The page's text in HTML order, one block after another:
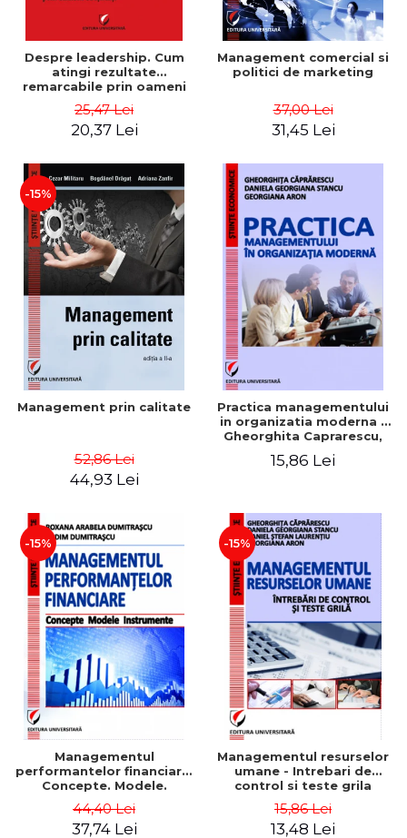
Despre leadership. Cum
atingi rezultate
remarcabile prin oameni
25,47 Lei
20,37 Lei
Management comercial si
politici de marketing
37,00 Lei
31,45 Lei
-15%
Management prin calitate
52,86 Lei
44,93 Lei
Practica managementului
in organizatia moderna -
Gheorghita Caprarescu,
Georgiana Aron
15,86 Lei
-15%
Managementul
performantelor financiare.
Concepte. Modele.
44,40 Lei
37,74 Lei
-15%
Managementul resurselor
umane - Intrebari de
control si teste grila
15,86 Lei
13,48 Lei